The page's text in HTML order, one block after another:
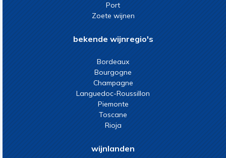
Port
Zoete wijnen
bekende wijnregio's
Bordeaux
Bourgogne
Champagne
Languedoc-Roussillon
Piemonte
Toscane
Rioja
wijnlanden